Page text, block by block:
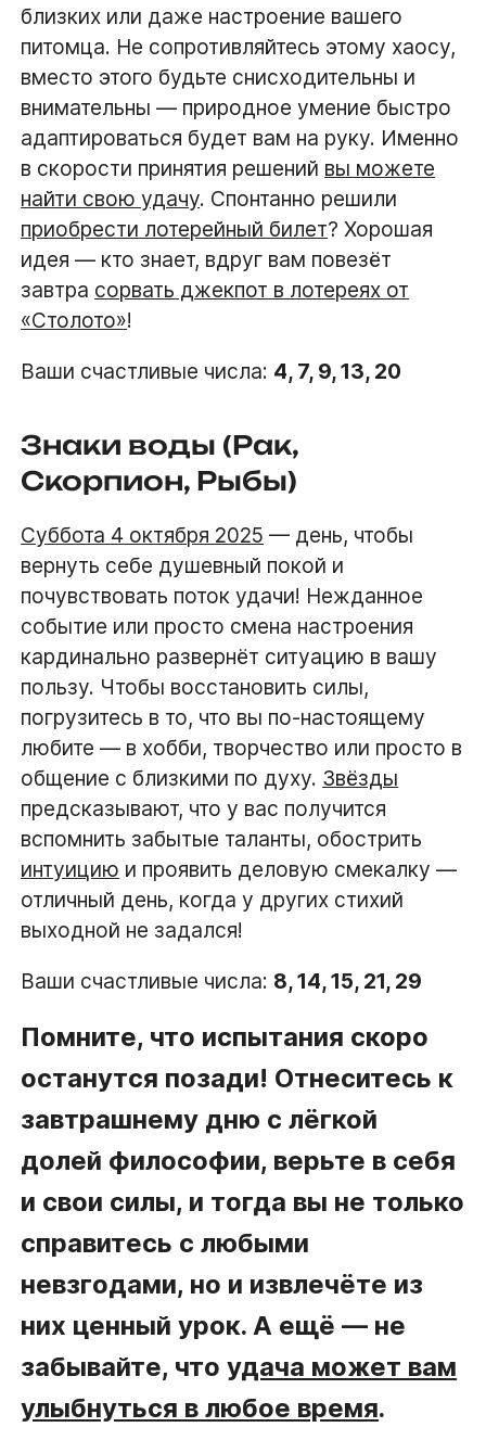
близких или даже настроение вашего
питомца. Не сопротивляйтесь этому хаосу,
вместо этого будьте снисходительны и
внимательны — природное умение быстро
адаптироваться будет вам на руку. Именно
в скорости принятия решений вы можете
найти свою удачу. Спонтанно решили
приобрести лотерейный билет? Хорошая
идея — кто знает, вдруг вам повезёт
завтра сорвать джекпот в лотереях от
«Столото»!
Ваши счастливые числа: 4, 7, 9, 13, 20
Знаки воды (Рак,
Скорпион, Рыбы)
Суббота 4 октября 2025 — день, чтобы
вернуть себе душевный покой и
почувствовать поток удачи! Нежданное
событие или просто смена настроения
кардинально развернёт ситуацию в вашу
пользу. Чтобы восстановить силы,
погрузитесь в то, что вы по-настоящему
любите — в хобби, творчество или просто в
общение с близкими по духу. Звёзды
предсказывают, что у вас получится
вспомнить забытые таланты, обострить
интуицию и проявить деловую смекалку —
отличный день, когда у других стихий
выходной не задался!
Ваши счастливые числа: 8, 14, 15, 21, 29
Помните, что испытания скоро
останутся позади! Отнеситесь к
завтрашнему дню с лёгкой
долей философии, верьте в себя
и свои силы, и тогда вы не только
справитесь с любыми
невзгодами, но и извлечёте из
них ценный урок. А ещё — не
забывайте, чтоудача может вам
улыбнуться в любое время.